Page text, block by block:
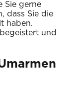
Sie gerne
dass Sie die
haben.
und